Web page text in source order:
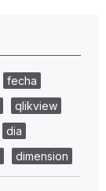
fecha
qlikview
dia
dimension